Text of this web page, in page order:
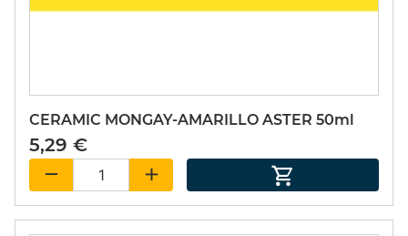
CERAMIC MONGAY-AMARILLO ASTER 50ml
5,29 €